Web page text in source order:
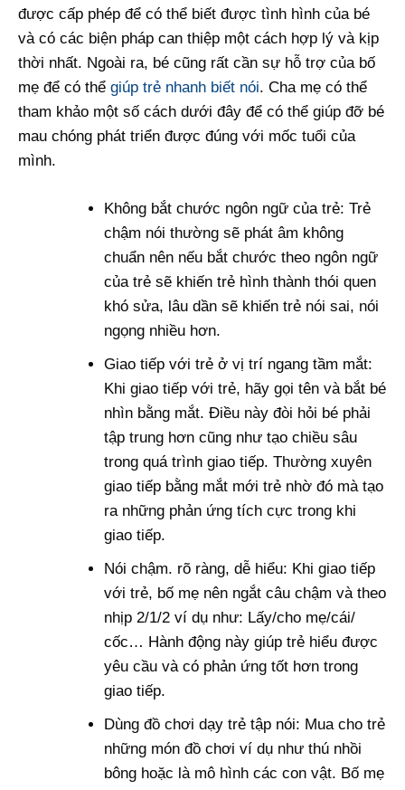
được cấp phép để có thể biết được tình hình của bé
và có các biện pháp can thiệp một cách hợp lý và kịp
thời nhất. Ngoài ra, bé cũng rất cần sự hỗ trợ của bố
mẹ để có thể giúp trẻ nhanh biết nói. Cha mẹ có thể
tham khảo một số cách dưới đây để có thể giúp đỡ bé
mau chóng phát triển được đúng với mốc tuổi của
mình.
Không bắt chước ngôn ngữ của trẻ: Trẻ
chậm nói thường sẽ phát âm không
chuẩn nên nếu bắt chước theo ngôn ngữ
của trẻ sẽ khiến trẻ hình thành thói quen
khó sửa, lâu dần sẽ khiến trẻ nói sai, nói
ngọng nhiều hơn.
Giao tiếp với trẻ ở vị trí ngang tầm mắt:
Khi giao tiếp với trẻ, hãy gọi tên và bắt bé
nhìn bằng mắt. Điều này đòi hỏi bé phải
tập trung hơn cũng như tạo chiều sâu
trong quá trình giao tiếp. Thường xuyên
giao tiếp bằng mắt mới trẻ nhờ đó mà tạo
ra những phản ứng tích cực trong khi
giao tiếp.
Nói chậm. rõ ràng, dễ hiểu: Khi giao tiếp
với trẻ, bố mẹ nên ngắt câu chậm và theo
nhịp 2/1/2 ví dụ như: Lấy/cho mẹ/cái/
cốc… Hành động này giúp trẻ hiểu được
yêu cầu và có phản ứng tốt hơn trong
giao tiếp.
Dùng đồ chơi dạy trẻ tập nói: Mua cho trẻ
những món đồ chơi ví dụ như thú nhồi
bông hoặc là mô hình các con vật. Bố mẹ